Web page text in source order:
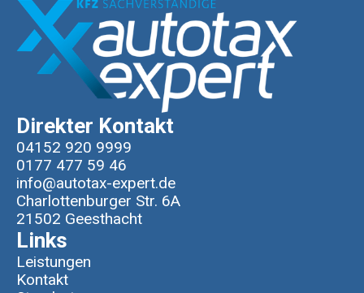
Direkter Kontakt
04152 920 9999
0177 477 59 46
info@autotax-expert.de
Charlottenburger Str. 6A
21502 Geesthacht
Links
Leistungen
Kontakt